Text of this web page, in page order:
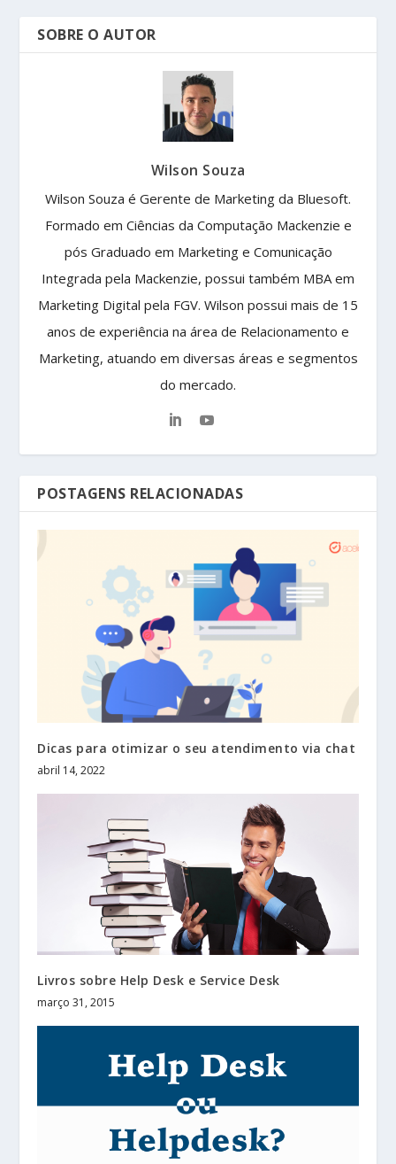
SOBRE O AUTOR
Wilson Souza
Wilson Souza é Gerente de Marketing da Bluesoft.
Formado em Ciências da Computação Mackenzie e
pós Graduado em Marketing e Comunicação
Integrada pela Mackenzie, possui também MBA em
Marketing Digital pela FGV. Wilson possui mais de 15
anos de experiência na área de Relacionamento e
Marketing, atuando em diversas áreas e segmentos
do mercado.
POSTAGENS RELACIONADAS
Dicas para otimizar o seu atendimento via chat
abril 14, 2022
Livros sobre Help Desk e Service Desk
março 31, 2015